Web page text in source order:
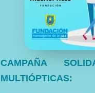
CAMPAÑA
MULTIÓPTICAS: